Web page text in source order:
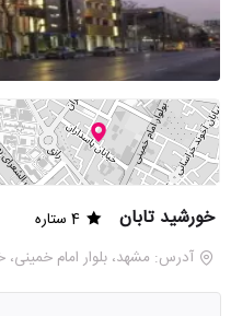
خورشید تابان
4 ستاره
آدرس: مشهد، بلوار امام خمینی،